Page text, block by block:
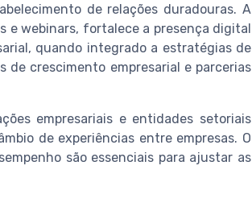
de relações duradouras. A
e webinars, fortalece a presença digital
quando integrado a estratégias de
de crescimento empresarial e parcerias
empresariais e entidades setoriais
de experiências entre empresas. O
são essenciais para ajustar as